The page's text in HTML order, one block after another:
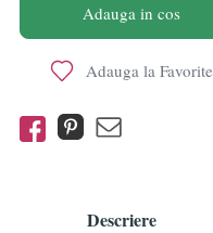
Adauga in cos
Adauga la Favorite
Descriere